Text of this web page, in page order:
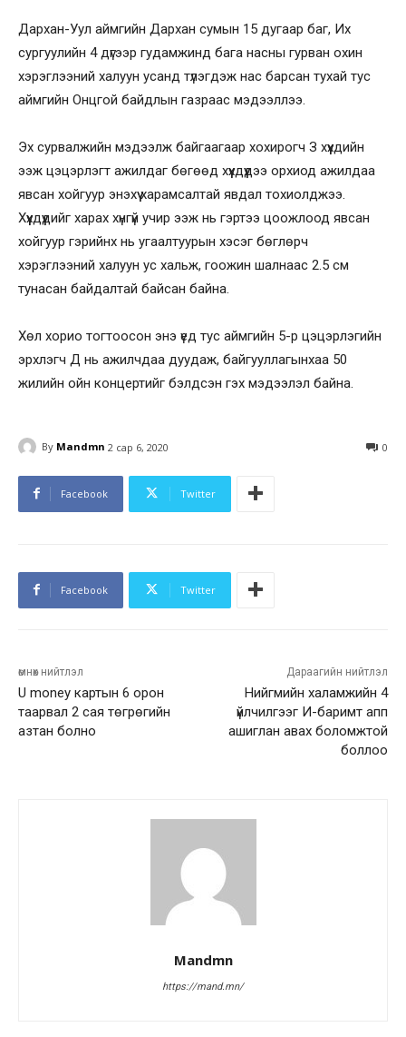
Дархан-Уул аймгийн Дархан сумын 15 дугаар баг, Их
сургуулийн 4 дүгээр гудамжинд бага насны гурван охин
хэрэглээний халуун усанд түлэгдэж нас барсан тухай тус
аймгийн Онцгой байдлын газраас мэдээллээ.
Эх сурвалжийн мэдээлж байгаагаар хохирогч З хүүхдийн
ээж цэцэрлэгт ажилдаг бөгөөд хүүхдүүдээ орхиод ажилдаа
явсан хойгуур энэхүү харамсалтай явдал тохиолджээ.
Хүүхдүүдийг харах хүнгүй учир ээж нь гэртээ цоожлоод явсан
хойгуур гэрийнх нь угаалтуурын хэсэг бөглөрч
хэрэглээний халуун ус хальж, гоожин шалнаас 2.5 см
тунасан байдалтай байсан байна.
Хөл хорио тогтоосон энэ үед тус аймгийн 5-р цэцэрлэгийн
эрхлэгч Д нь ажилчдаа дуудаж, байгууллагынхаа 50
жилийн ойн концертийг бэлдсэн гэх мэдээлэл байна.
By Mandmn 2 сар 6, 2020 0
Facebook Twitter
Facebook Twitter
өмнөх нийтлэл
U money картын 6 орон
таарвал 2 сая төгрөгийн
азтан болно
Дараагийн нийтлэл
Нийгмийн халамжийн 4
үйлчилгээг И-баримт апп
ашиглан авах боломжтой
боллоо
Mandmn
https://mand.mn/